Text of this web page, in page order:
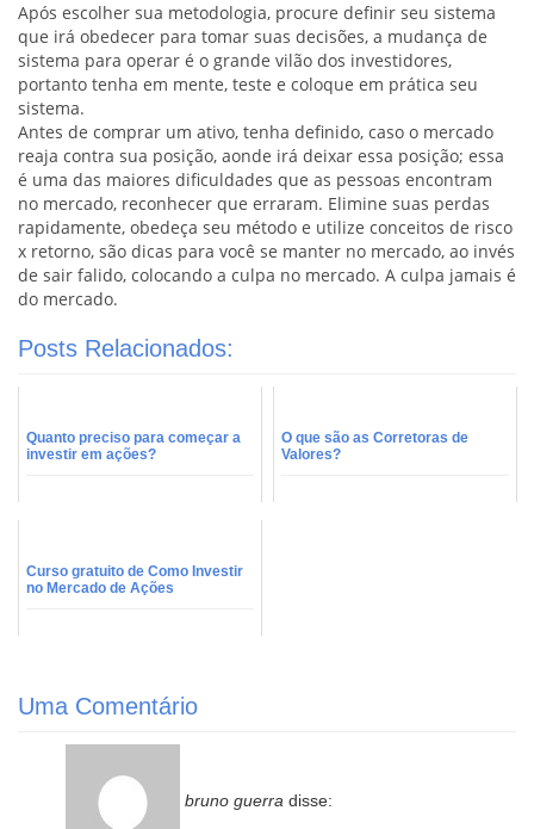
Após escolher sua metodologia, procure definir seu sistema
que irá obedecer para tomar suas decisões, a mudança de
sistema para operar é o grande vilão dos investidores,
portanto tenha em mente, teste e coloque em prática seu
sistema.
Antes de comprar um ativo, tenha definido, caso o mercado
reaja contra sua posição, aonde irá deixar essa posição; essa
é uma das maiores dificuldades que as pessoas encontram
no mercado, reconhecer que erraram. Elimine suas perdas
rapidamente, obedeça seu método e utilize conceitos de risco
x retorno, são dicas para você se manter no mercado, ao invés
de sair falido, colocando a culpa no mercado. A culpa jamais é
do mercado.
Posts Relacionados:
Quanto preciso para começar a
investir em ações?
O que são as Corretoras de
Valores?
Curso gratuito de Como Investir
no Mercado de Ações
Uma Comentário
bruno guerra disse: